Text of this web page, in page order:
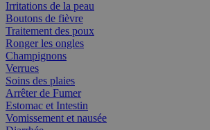
Irritations de la peau
Boutons de fièvre
Traitement des poux
Ronger les ongles
Champignons
Verrues
Soins des plaies
Arrêter de Fumer
Estomac et Intestin
Vomissement et nausée